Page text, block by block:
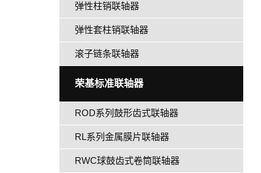
弹性柱销联轴器
弹性套柱销联轴器
滚子链条联轴器
荣基标准联轴器
ROD系列鼓形齿式联轴器
RL系列金属膜片联轴器
RWC球鼓齿式卷筒联轴器